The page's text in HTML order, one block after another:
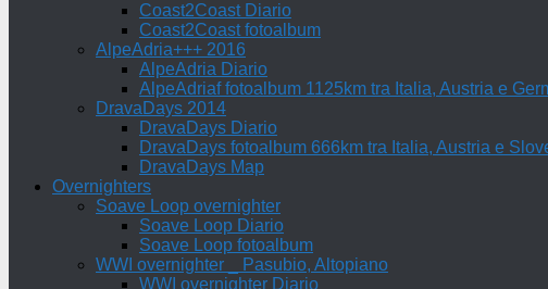
Coast2Coast Diario
Coast2Coast fotoalbum
AlpeAdria+++ 2016
AlpeAdria Diario
AlpeAdriaf fotoalbum 1125km tra Italia, Austria e
DravaDays 2014
DravaDays Diario
DravaDays fotoalbum 666km tra Italia, Austria e
DravaDays Map
Overnighters
Soave Loop overnighter
Soave Loop Diario
Soave Loop fotoalbum
WWI overnighter _ Pasubio, Altopiano
WWI overnighter Diario